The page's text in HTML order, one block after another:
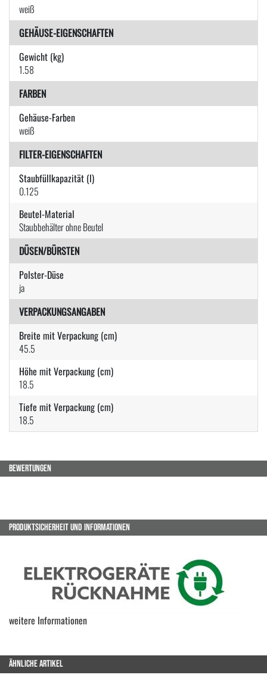
weiß
GEHÄUSE-EIGENSCHAFTEN
Gewicht (kg)
1.58
FARBEN
Gehäuse-Farben
weiß
FILTER-EIGENSCHAFTEN
Staubfüllkapazität (l)
0.125
Beutel-Material
Staubbehälter ohne Beutel
DÜSEN/BÜRSTEN
Polster-Düse
ja
VERPACKUNGSANGABEN
Breite mit Verpackung (cm)
45.5
Höhe mit Verpackung (cm)
18.5
Tiefe mit Verpackung (cm)
18.5
BEWERTUNGEN
PRODUKTSICHERHEIT UND INFORMATIONEN
weitere Informationen
ÄHNLICHE ARTIKEL